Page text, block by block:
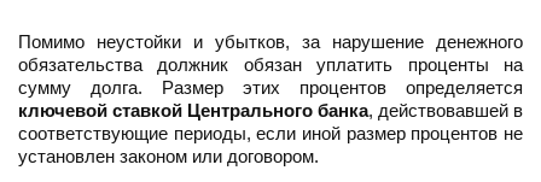
Помимо неустойки и убытков, за нарушение денежного
обязательства должник обязан уплатить проценты на
сумму долга. Размер этих процентов определяется
ключевой ставкой Центрального банка, действовавшей в
соответствующие периоды, если иной размер процентов не
установлен законом или договором.